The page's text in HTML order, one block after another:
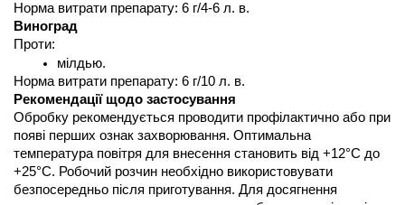
Норма витрати препарату: 6 г/4-6 л. в.
Виноград
Проти:
мілдью.
Норма витрати препарату: 6 г/10 л. в.
Рекомендації щодо застосування
Обробку рекомендується проводити профілактично або при
появі перших ознак захворювання. Оптимальна
температура повітря для внесення становить від +12°С до
+25°С. Робочий розчин необхідно використовувати
безпосередньо після приготування. Для досягнення